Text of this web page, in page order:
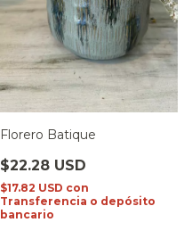
Florero Batique
$22.28 USD
$17.82 USD con
Transferencia o depósito
bancario